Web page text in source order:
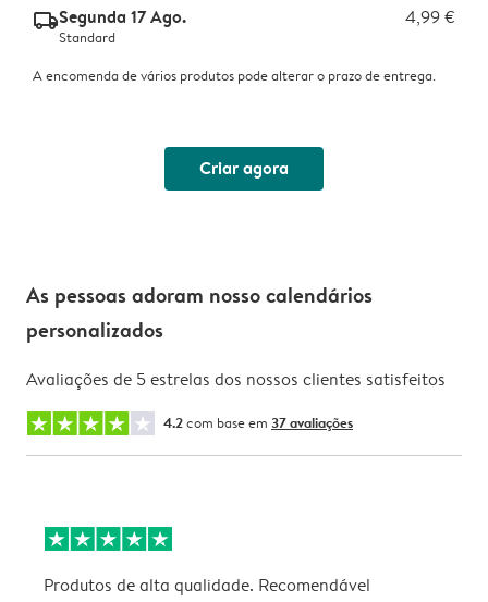
delivery_standard_v2Segunda 17 Ago. 4,99 €
Standard
A encomenda de vários produtos pode alterar o prazo de entrega.
Criar agora
As pessoas adoram nosso calendários
personalizados
Avaliações de 5 estrelas dos nossos clientes satisfeitos
4.2com base em 37 avaliações
Produtos de alta qualidade. Recomendável